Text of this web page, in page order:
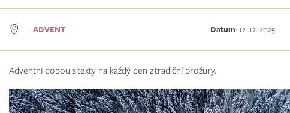
ADVENT Datum: 12. 12. 2025
Adventní dobou s texty na každý den z tradiční brožury.